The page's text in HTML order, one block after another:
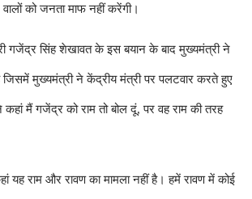
को जनता माफ नहीं करेंगी।
गजेंद्र सिंह शेखावत के इस बयान के बाद मुख्यमंत्री ने
जिसमें मुख्यमंत्री ने केंद्रीय मंत्री पर पलटवार करते हुए
कहां मैं गजेंद्र को राम तो बोल दूं, पर वह राम की तरह
यह राम और रावण का मामला नहीं है। हमें रावण में कोई